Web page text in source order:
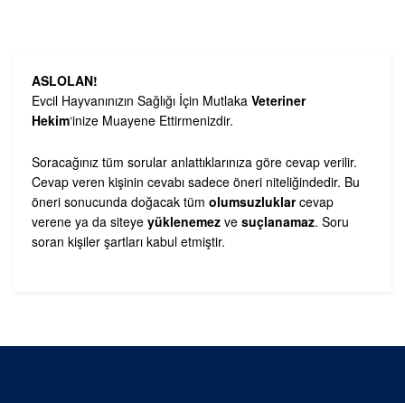
ASLOLAN!
Evcil Hayvanınızın Sağlığı İçin Mutlaka Veteriner
Hekim‘inize Muayene Ettirmenizdir.
Soracağınız tüm sorular anlattıklarınıza göre cevap verilir.
Cevap veren kişinin cevabı sadece öneri niteliğindedir. Bu
öneri sonucunda doğacak tüm olumsuzluklarcevap
verene ya da siteye yüklenemez ve suçlanamaz. Soru
soran kişiler şartları kabul etmiştir.